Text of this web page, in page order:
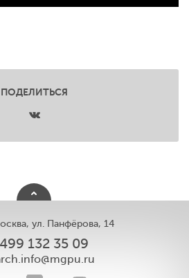
ПОДЕЛИТЬСЯ
ул. Панфёрова, 14
132 35 09